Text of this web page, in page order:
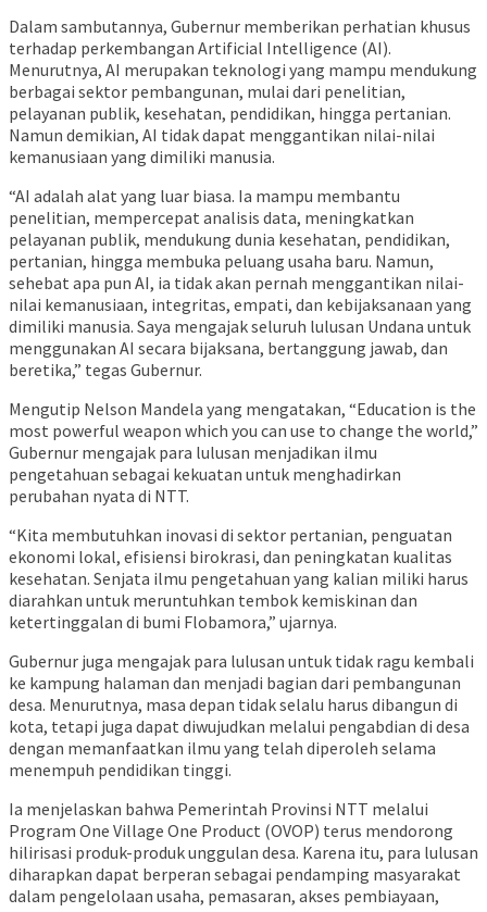
Dalam sambutannya, Gubernur memberikan perhatian khusus
terhadap perkembangan Artificial Intelligence (AI).
Menurutnya, AI merupakan teknologi yang mampu mendukung
berbagai sektor pembangunan, mulai dari penelitian,
pelayanan publik, kesehatan, pendidikan, hingga pertanian.
Namun demikian, AI tidak dapat menggantikan nilai-nilai
kemanusiaan yang dimiliki manusia.
“AI adalah alat yang luar biasa. Ia mampu membantu
penelitian, mempercepat analisis data, meningkatkan
pelayanan publik, mendukung dunia kesehatan, pendidikan,
pertanian, hingga membuka peluang usaha baru. Namun,
sehebat apa pun AI, ia tidak akan pernah menggantikan nilai-
nilai kemanusiaan, integritas, empati, dan kebijaksanaan yang
dimiliki manusia. Saya mengajak seluruh lulusan Undana untuk
menggunakan AI secara bijaksana, bertanggung jawab, dan
beretika,” tegas Gubernur.
Mengutip Nelson Mandela yang mengatakan, “Education is the
most powerful weapon which you can use to change the world,”
Gubernur mengajak para lulusan menjadikan ilmu
pengetahuan sebagai kekuatan untuk menghadirkan
perubahan nyata di NTT.
“Kita membutuhkan inovasi di sektor pertanian, penguatan
ekonomi lokal, efisiensi birokrasi, dan peningkatan kualitas
kesehatan. Senjata ilmu pengetahuan yang kalian miliki harus
diarahkan untuk meruntuhkan tembok kemiskinan dan
ketertinggalan di bumi Flobamora,” ujarnya.
Gubernur juga mengajak para lulusan untuk tidak ragu kembali
ke kampung halaman dan menjadi bagian dari pembangunan
desa. Menurutnya, masa depan tidak selalu harus dibangun di
kota, tetapi juga dapat diwujudkan melalui pengabdian di desa
dengan memanfaatkan ilmu yang telah diperoleh selama
menempuh pendidikan tinggi.
Ia menjelaskan bahwa Pemerintah Provinsi NTT melalui
Program One Village One Product (OVOP) terus mendorong
hilirisasi produk-produk unggulan desa. Karena itu, para lulusan
diharapkan dapat berperan sebagai pendamping masyarakat
dalam pengelolaan usaha, pemasaran, akses pembiayaan,